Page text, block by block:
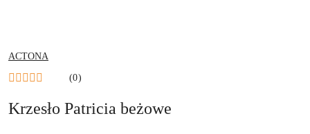
NAZWA
PRODUCENTA:
ACTONA
(0)
Krzesło Patricia beżowe